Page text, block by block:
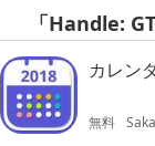
「Handle:
カレン
無料